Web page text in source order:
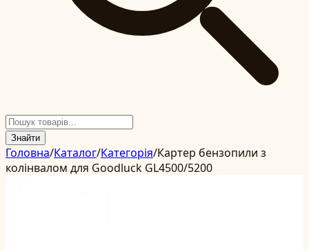
Знайти
Головна/Каталог/Категорія/Картер бензопили з
колінвалом для Goodluck GL4500/5200